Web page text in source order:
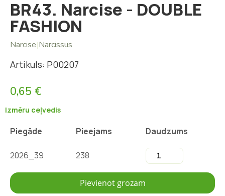
BR43. Narcise - DOUBLE
FASHION
Narcise|Narcissus
Artikuls: P00207
0,65 €
Izmēru ceļvedis
Piegāde Pieejams Daudzums
2026_39 238
Pievienot grozam